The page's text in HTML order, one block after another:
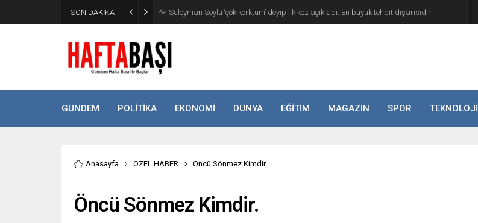
SON DAKİKA Süleyman Soylu ‘çok korktum’ deyip ilk kez açıkladı: En büyük tehdit dışarısıdır!
GÜNDEM POLİTİKA EKONOMİ DÜNYA EĞİTİM MAGAZİN SPOR TEKNOLOJİ
Anasayfa ÖZEL HABER Öncü Sönmez Kimdir.
Öncü Sönmez Kimdir.